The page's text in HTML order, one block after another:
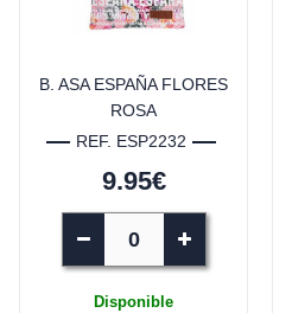
B. ASA ESPAÑA FLORES
ROSA
REF. ESP2232
9.95€
Disponible